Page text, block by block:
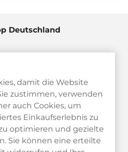
Deutschland
damit die Website
zustimmen, verwenden
auch Cookies, um
Einkaufserlebnis zu
optimieren und gezielte
Sie können eine erteilte